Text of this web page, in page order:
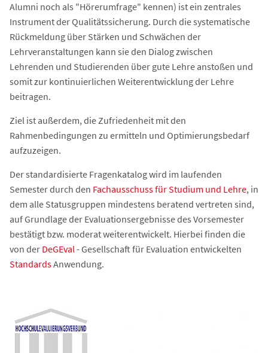
Alumni noch als "Hörerumfrage" kennen) ist ein zentrales
Instrument der Qualitätssicherung. Durch die systematische
Rückmeldung über Stärken und Schwächen der
Lehrveranstaltungen kann sie den Dialog zwischen
Lehrenden und Studierenden über gute Lehre anstoßen und
somit zur kontinuierlichen Weiterentwicklung der Lehre
beitragen.
Ziel ist außerdem, die Zufriedenheit mit den
Rahmenbedingungen zu ermitteln und Optimierungsbedarf
aufzuzeigen.
Der standardisierte Fragenkatalog wird im laufenden
Semester durch den Fachausschuss für Studium und Lehre, in
dem alle Statusgruppen mindestens beratend vertreten sind,
auf Grundlage der Evaluationsergebnisse des Vorsemester
bestätigt bzw. moderat weiterentwickelt. Hierbei finden die
von der DeGEval- Gesellschaft für Evaluation entwickelten
StandardsAnwendung.